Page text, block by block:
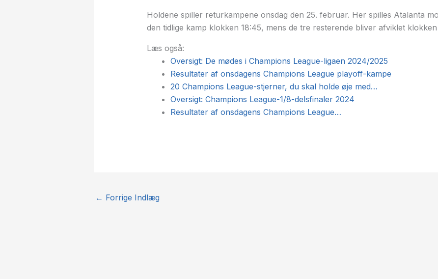
Holdene spiller returkampene onsdag den 25. februar. Her spilles Atalanta
den tidlige kamp klokken 18:45, mens de tre resterende bliver afviklet klokken
Læs også:
Oversigt: De mødes i Champions League-ligaen 2024/2025
Resultater af onsdagens Champions League playoff-kampe
20 Champions League-stjerner, du skal holde øje med…
Oversigt: Champions League-1/8-delsfinaler 2024
Resultater af onsdagens Champions League…
← Forrige Indlæg